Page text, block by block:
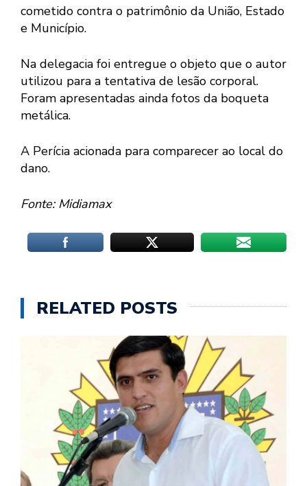
cometido contra o patrimônio da União, Estado
e Município.
Na delegacia foi entregue o objeto que o autor
utilizou para a tentativa de lesão corporal.
Foram apresentadas ainda fotos da boqueta
metálica.
A Perícia acionada para comparecer ao local do
dano.
Fonte: Midiamax
RELATED POSTS